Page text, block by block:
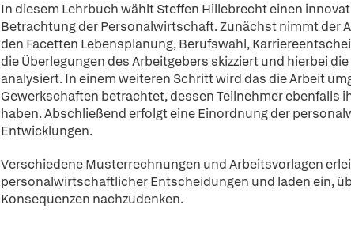
In diesem Lehrbuch wählt Steffen Hillebrecht einen
Betrachtung der Personalwirtschaft. Zunächst nimmt der
den Facetten Lebensplanung, Berufswahl,
die Überlegungen des Arbeitgebers skizziert und hierbei
analysiert. In einem weiteren Schritt wird das die Arbeit
Gewerkschaften betrachtet, dessen Teilnehmer ebenfalls
haben. Abschließend erfolgt eine Einordnung der
Entwicklungen.
Verschiedene Musterrechnungen und Arbeitsvorlagen
personalwirtschaftlicher Entscheidungen und laden ein,
Konsequenzen nachzudenken.